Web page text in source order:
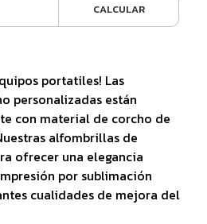
CALCULAR
portatiles! Las
personalizadas están
con material de corcho de
alfombrillas de
ofrecer una elegancia
por sublimación
cualidades de mejora del